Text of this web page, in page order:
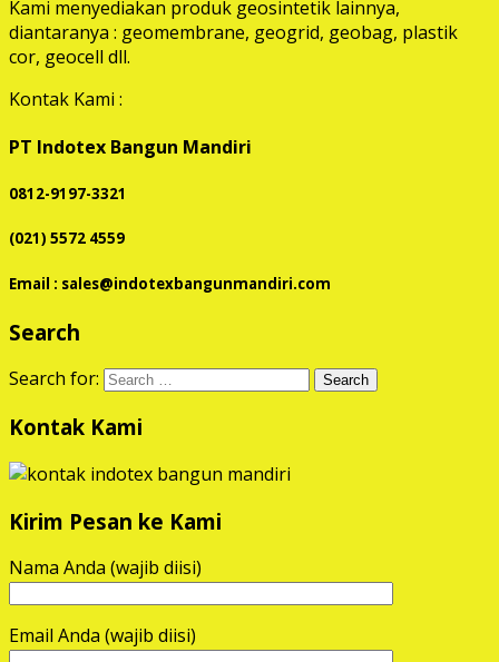
Kami menyediakan produk geosintetik lainnya,
diantaranya : geomembrane, geogrid, geobag, plastik
cor, geocell dll.
Kontak Kami :
PT Indotex Bangun Mandiri
0812-9197-3321
(021) 5572 4559
Email : sales@indotexbangunmandiri.com
Search
Search for:
Kontak Kami
Kirim Pesan ke Kami
Nama Anda (wajib diisi)
Email Anda (wajib diisi)